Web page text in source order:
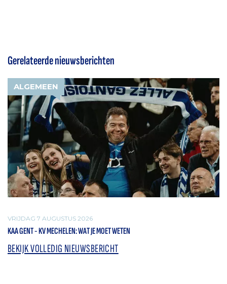
Gerelateerde nieuwsberichten
ALGEMEEN
VRIJDAG 7 AUGUSTUS 2026
KAA GENT - KV MECHELEN: WAT JE MOET WETEN
BEKIJK VOLLEDIG NIEUWSBERICHT